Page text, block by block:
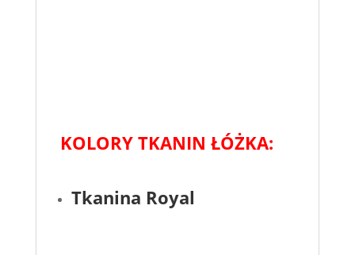
KOLORY TKANIN ŁÓŻKA:
Tkanina Royal